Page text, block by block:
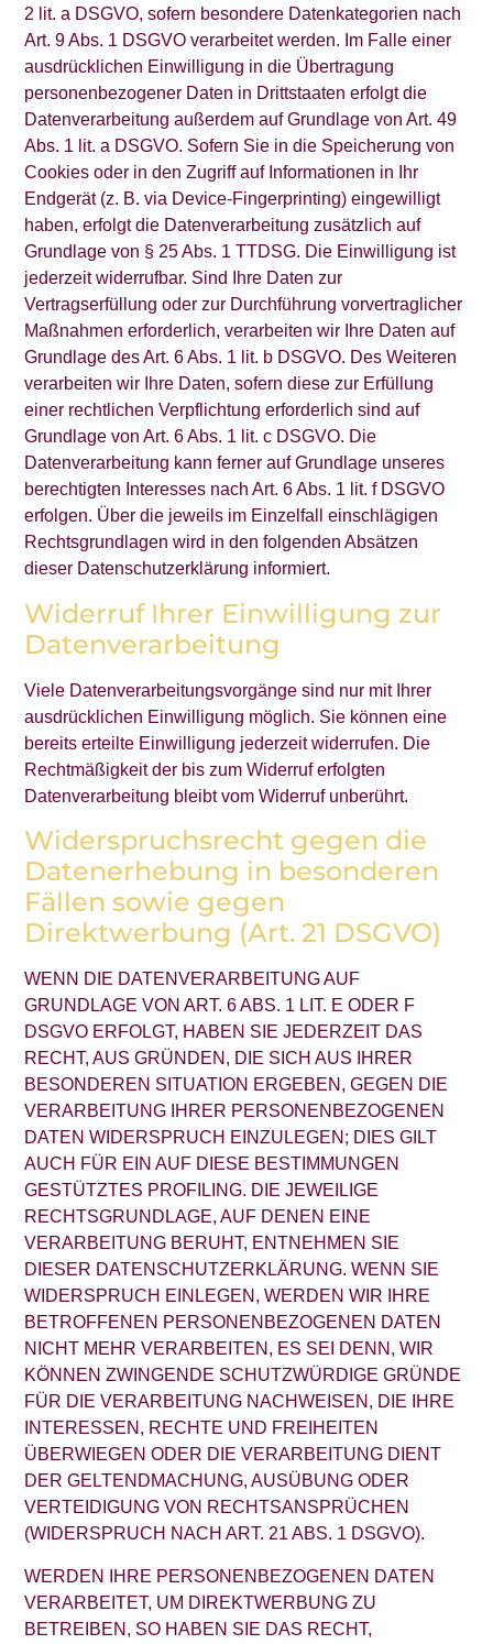
2 lit. a DSGVO, sofern besondere Datenkategorien nach
Art. 9 Abs. 1 DSGVO verarbeitet werden. Im Falle einer
ausdrücklichen Einwilligung in die Übertragung
personenbezogener Daten in Drittstaaten erfolgt die
Datenverarbeitung außerdem auf Grundlage von Art. 49
Abs. 1 lit. a DSGVO. Sofern Sie in die Speicherung von
Cookies oder in den Zugriff auf Informationen in Ihr
Endgerät (z. B. via Device-Fingerprinting) eingewilligt
haben, erfolgt die Datenverarbeitung zusätzlich auf
Grundlage von § 25 Abs. 1 TTDSG. Die Einwilligung ist
jederzeit widerrufbar. Sind Ihre Daten zur
Vertragserfüllung oder zur Durchführung vorvertraglicher
Maßnahmen erforderlich, verarbeiten wir Ihre Daten auf
Grundlage des Art. 6 Abs. 1 lit. b DSGVO. Des Weiteren
verarbeiten wir Ihre Daten, sofern diese zur Erfüllung
einer rechtlichen Verpflichtung erforderlich sind auf
Grundlage von Art. 6 Abs. 1 lit. c DSGVO. Die
Datenverarbeitung kann ferner auf Grundlage unseres
berechtigten Interesses nach Art. 6 Abs. 1 lit. f DSGVO
erfolgen. Über die jeweils im Einzelfall einschlägigen
Rechtsgrundlagen wird in den folgenden Absätzen
dieser Datenschutzerklärung informiert.
Widerruf Ihrer Einwilligung zur
Datenverarbeitung
Viele Datenverarbeitungsvorgänge sind nur mit Ihrer
ausdrücklichen Einwilligung möglich. Sie können eine
bereits erteilte Einwilligung jederzeit widerrufen. Die
Rechtmäßigkeit der bis zum Widerruf erfolgten
Datenverarbeitung bleibt vom Widerruf unberührt.
Widerspruchsrecht gegen die
Datenerhebung in besonderen
Fällen sowie gegen
Direktwerbung (Art. 21 DSGVO)
WENN DIE DATENVERARBEITUNG AUF
GRUNDLAGE VON ART. 6 ABS. 1 LIT. E ODER F
DSGVO ERFOLGT, HABEN SIE JEDERZEIT DAS
RECHT, AUS GRÜNDEN, DIE SICH AUS IHRER
BESONDEREN SITUATION ERGEBEN, GEGEN DIE
VERARBEITUNG IHRER PERSONENBEZOGENEN
DATEN WIDERSPRUCH EINZULEGEN; DIES GILT
AUCH FÜR EIN AUF DIESE BESTIMMUNGEN
GESTÜTZTES PROFILING. DIE JEWEILIGE
RECHTSGRUNDLAGE, AUF DENEN EINE
VERARBEITUNG BERUHT, ENTNEHMEN SIE
DIESER DATENSCHUTZERKLÄRUNG. WENN SIE
WIDERSPRUCH EINLEGEN, WERDEN WIR IHRE
BETROFFENEN PERSONENBEZOGENEN DATEN
NICHT MEHR VERARBEITEN, ES SEI DENN, WIR
KÖNNEN ZWINGENDE SCHUTZWÜRDIGE GRÜNDE
FÜR DIE VERARBEITUNG NACHWEISEN, DIE IHRE
INTERESSEN, RECHTE UND FREIHEITEN
ÜBERWIEGEN ODER DIE VERARBEITUNG DIENT
DER GELTENDMACHUNG, AUSÜBUNG ODER
VERTEIDIGUNG VON RECHTSANSPRÜCHEN
(WIDERSPRUCH NACH ART. 21 ABS. 1 DSGVO).
WERDEN IHRE PERSONENBEZOGENEN DATEN
VERARBEITET, UM DIREKTWERBUNG ZU
BETREIBEN, SO HABEN SIE DAS RECHT,